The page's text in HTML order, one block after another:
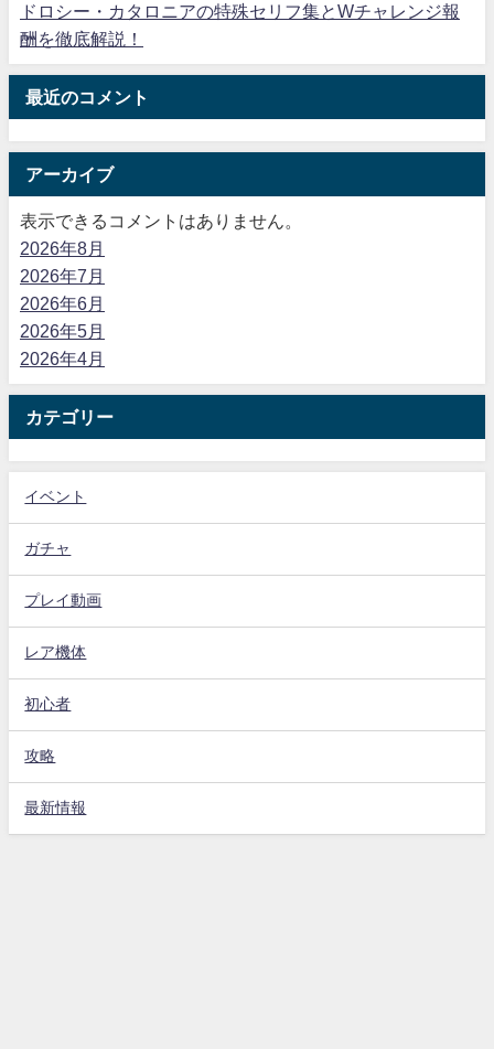
ドロシー・カタロニアの特殊セリフ集とWチャレンジ報
酬を徹底解説！
最近のコメント
アーカイブ
表示できるコメントはありません。
2026年8月
2026年7月
2026年6月
2026年5月
2026年4月
カテゴリー
イベント
ガチャ
プレイ動画
レア機体
初心者
攻略
最新情報